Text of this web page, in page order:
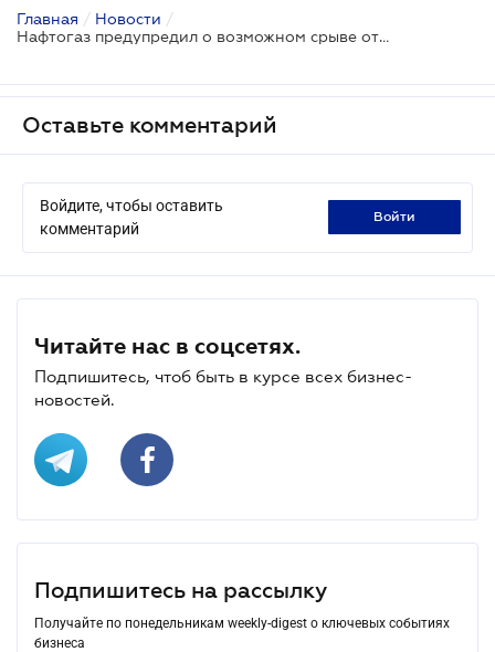
Главная / Новости /
Нафтогаз предупредил о возможном срыве отопительного сезона в некоторых микрорайонах Киева
Оставьте комментарий
Войдите, чтобы оставить
комментарий
войти
Читайте нас в соцсетях.
Подпишитесь, чтоб быть в курсе всех бизнес-
новостей.
Подпишитесь на рассылку
Получайте по понедельникам weekly-digest о ключевых событиях
бизнеса